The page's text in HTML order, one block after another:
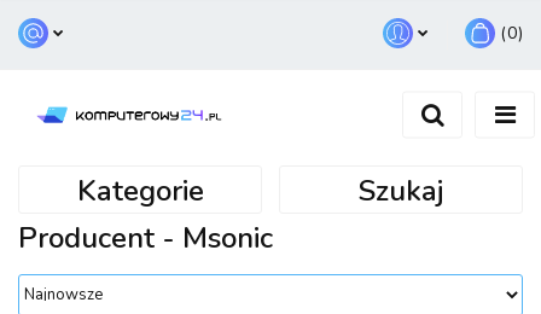
Zarejestruj się
(0)
Kategorie
Szukaj
Producent - Msonic